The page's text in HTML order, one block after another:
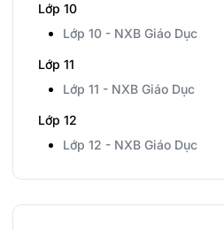
Lớp 10
Lớp 10 - NXB Giáo Dục
Lớp 11
Lớp 11 - NXB Giáo Dục
Lớp 12
Lớp 12 - NXB Giáo Dục